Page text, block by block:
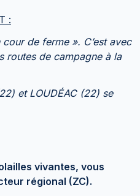
:
de ferme ». C’est avec
routes de campagne à la
et LOUDÉAC (22) se
vivantes, vous
régional (ZC).